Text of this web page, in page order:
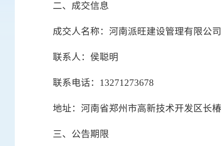
二、成交信息
成交人名称：河南派旺建设管理有限公
联系人：侯聪明
联系电话：13271273678
地址：河南省郑州市高新技术开发区长
三、公告期限